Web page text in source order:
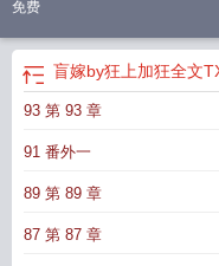
免费
盲嫁by狂上加狂全文
93 第 93 章
91 番外一
89 第 89 章
87 第 87 章